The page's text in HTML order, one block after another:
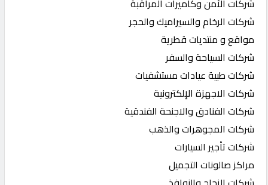
شركات الأمن وكاميرات المراقبة
شركات الرخام والسيراميك والحجر
مواقع و منتديات قطرية
شركات السياحة والسفر
شركات طبية عيادات مستشفيات
شركات الاجهزة الإلكترونية
شركات الفنادق والاجنحة الفندقية
شركات المجوهرات والذهب
شركات تأجير السيارات
مراكز صالونات التجميل